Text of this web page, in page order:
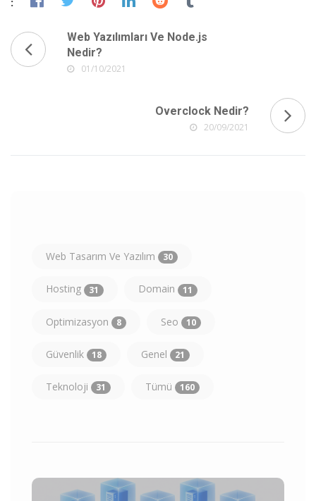
Web Yazılımları Ve Node.js
Nedir?
01/10/2021
Overclock Nedir?
20/09/2021
Web Tasarım Ve Yazılım 30
Hosting 31 Domain 11
Optimizasyon 8 Seo 10
Güvenlik 18 Genel 21
Teknoloji 31 Tümü 160